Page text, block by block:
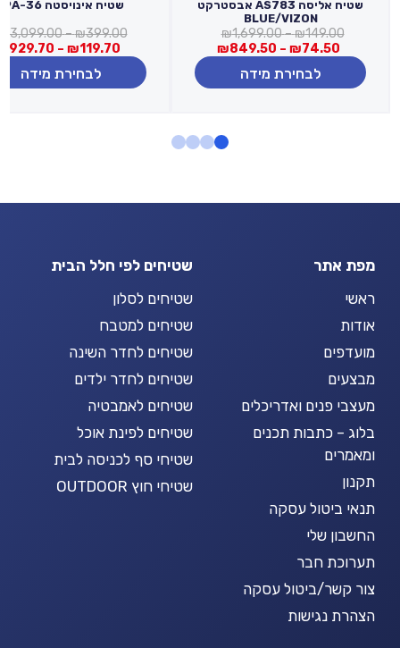
שטיח אליסה AS783 אבסטרקט
BLUE/VIZON
₪149.00
–
₪1,699.00
טווח
מחירים:
⁦₪1,699.00⁩
₪74.50
–
₪849.50
טווח
מחירים:
עד
לבחירת מידה
שטיח אינויסטה 19A-36
₪399.00
–
3,099.00
₪119.70
–
929.70
לבחירת מידה
מפת אתר
ראשי
אודות
מועדפים
מבצעים
מעצבי פנים ואדריכלים
בלוג – כתבות תכנים
ומאמרים
תקנון
תנאי ביטול עסקה
החשבון שלי
תערוכת חבר
צור קשר/ביטול עסקה
הצהרת נגישות
שטיחים לפי חלל הבית
שטיחים לסלון
שטיחים למטבח
שטיחים לחדר השינה
שטיחים לחדר ילדים
שטיחים לאמבטיה
שטיחים לפינת אוכל
שטיחי סף לכניסה לבית
שטיחי חוץ OUTDOOR